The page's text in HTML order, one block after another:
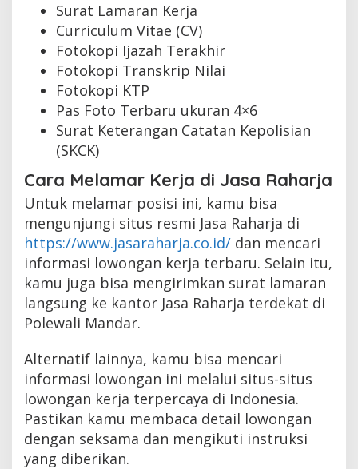
Surat Lamaran Kerja
Curriculum Vitae (CV)
Fotokopi Ijazah Terakhir
Fotokopi Transkrip Nilai
Fotokopi KTP
Pas Foto Terbaru ukuran 4×6
Surat Keterangan Catatan Kepolisian
(SKCK)
Cara Melamar Kerja di Jasa Raharja
Untuk melamar posisi ini, kamu bisa
mengunjungi situs resmi Jasa Raharja di
https://www.jasaraharja.co.id/ dan mencari
informasi lowongan kerja terbaru. Selain itu,
kamu juga bisa mengirimkan surat lamaran
langsung ke kantor Jasa Raharja terdekat di
Polewali Mandar.
Alternatif lainnya, kamu bisa mencari
informasi lowongan ini melalui situs-situs
lowongan kerja terpercaya di Indonesia.
Pastikan kamu membaca detail lowongan
dengan seksama dan mengikuti instruksi
yang diberikan.